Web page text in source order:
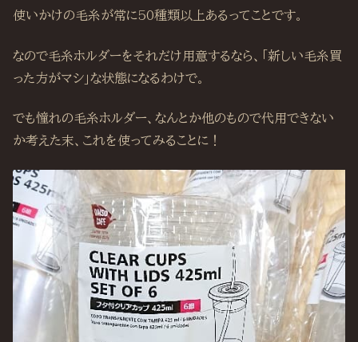
使いかけの毛糸が常に50種類以上あるってことです。
なので毛糸ホルダーをそれだけ用意するなら、「新しい毛糸買
った方がマシ」な状態になるわけで。
でも憧れの毛糸ホルダー、なんとか他のもので代用できない
か考えた末、これを使ってみることに！